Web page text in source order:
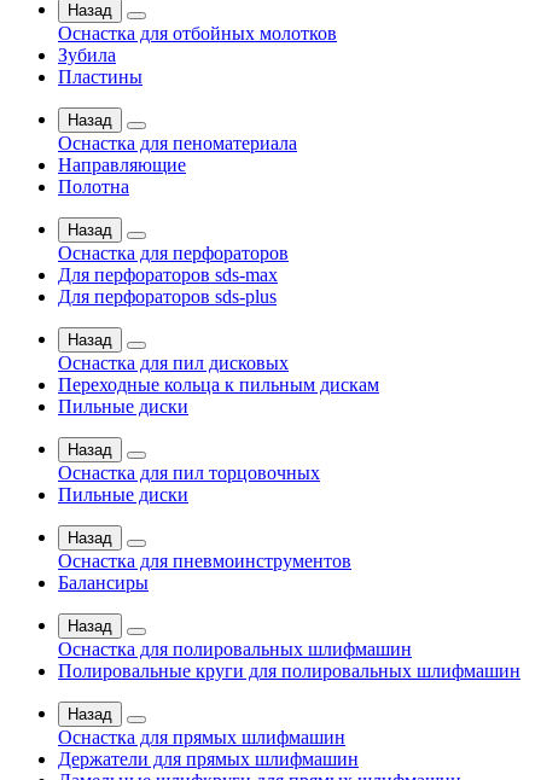
Назад
Оснастка для отбойных молотков
Зубила
Пластины
Назад
Оснастка для пеноматериала
Направляющие
Полотна
Назад
Оснастка для перфораторов
Для перфораторов sds-max
Для перфораторов sds-plus
Назад
Оснастка для пил дисковых
Переходные кольца к пильным дискам
Пильные диски
Назад
Оснастка для пил торцовочных
Пильные диски
Назад
Оснастка для пневмоинструментов
Балансиры
Назад
Оснастка для полировальных шлифмашин
Полировальные круги для полировальных шлифмашин
Назад
Оснастка для прямых шлифмашин
Держатели для прямых шлифмашин